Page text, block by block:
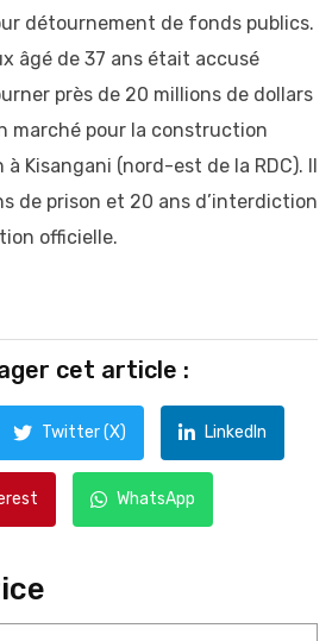
détournement de fonds publics.
âgé de 37 ans était accusé
près de 20 millions de dollars
marché pour la construction
à Kisangani (nord-est de la RDC). Il
de prison et 20 ans d’interdiction
officielle.
cet article :
Twitter (X) LinkedIn
WhatsApp